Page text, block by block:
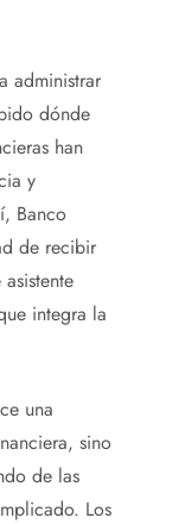
administrar
dónde
han
y
Banco
de recibir
integra la
una
sino
de las
Los